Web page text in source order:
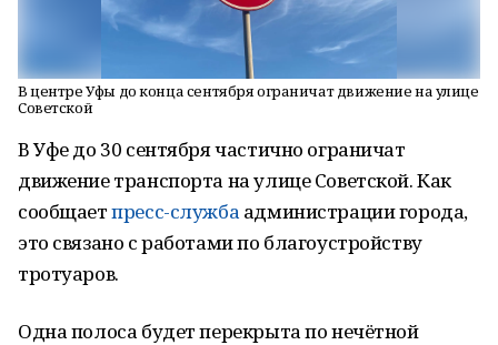
В центре Уфы до конца сентября ограничат движение на улице
Советской
В Уфе до 30 сентября частично ограничат
движение транспорта на улице Советской. Как
сообщаетпресс-служба администрации города,
это связано с работами по благоустройству
тротуаров.
Одна полоса будет перекрыта по нечётной